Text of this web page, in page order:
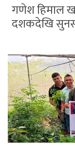
गणेश हिमाल
दशकदेखि